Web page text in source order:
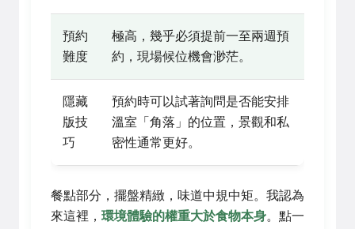
預約
難度
極高，幾乎必須提前一至兩週預
約，現場候位機會渺茫。
隱藏
版技
巧
預約時可以試著詢問是否能安排
溫室「角落」的位置，景觀和私
密性通常更好。
餐點部分，擺盤精緻，味道中規中矩。我認為
來這裡， 環境體驗的權重大於食物本身。點一